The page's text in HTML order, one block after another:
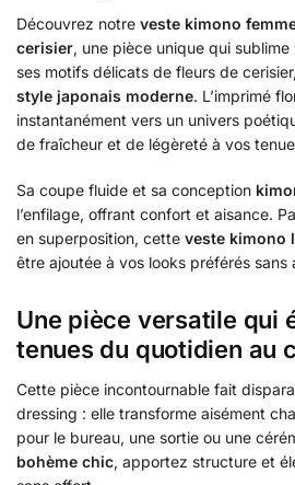
Découvrez notre veste kimono
cerisier, une pièce unique qui
ses motifs délicats de fleurs de
style japonais moderne. L’imprimé
instantanément vers un univers
de fraîcheur et de légèreté à vos
Sa coupe fluide et sa conception
l’enfilage, offrant confort et aisance.
en superposition, cette veste kimono
être ajoutée à vos looks préférés sans
Une pièce versatile qui
tenues du quotidien au
Cette pièce incontournable fait
dressing : elle transforme aisément
pour le bureau, une sortie ou une
bohème chic, apportez structure et